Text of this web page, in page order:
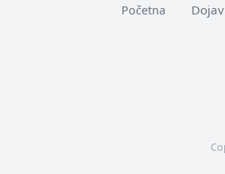
Početna